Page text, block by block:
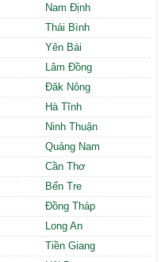
Nam Định
Thái Bình
Yên Bái
Lâm Đồng
Đăk Nông
Hà Tĩnh
Ninh Thuận
Quảng Nam
Cần Thơ
Bến Tre
Đồng Tháp
Long An
Tiền Giang